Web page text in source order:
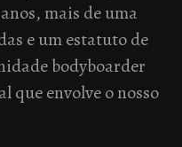
mais de uma
e um estatuto de
bodyboarder
que envolve o nosso